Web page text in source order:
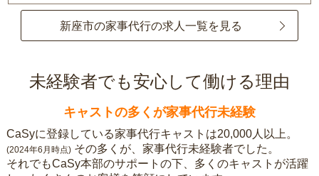
新座市の家事代行の求人一覧を見る
未経験者でも安心して働ける理由
キャストの多くが家事代行未経験
CaSyに登録している家事代行キャストは20,000人以上。
(2024年6月時点) その多くが、家事代行未経験者でした。
それでもCaSy本部のサポートの下、多くのキャストが活躍